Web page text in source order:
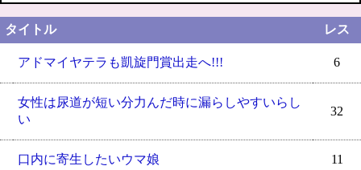
タイトル レス
アドマイヤテラも凱旋門賞出走へ!!! 6
女性は尿道が短い分力んだ時に漏らしやすいらし
い
32
口内に寄生したいウマ娘 11